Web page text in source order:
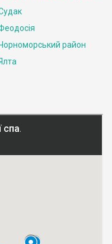
район